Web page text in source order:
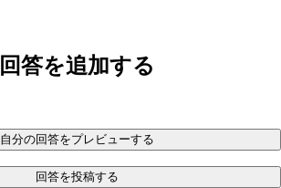
回答を追加する
自分の回答をプレビューする
回答を投稿する